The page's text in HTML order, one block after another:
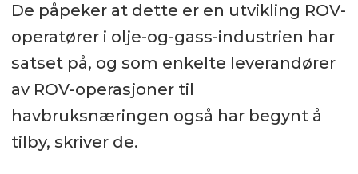
De påpeker at dette er en utvikling ROV-
operatører i olje-og-gass-industrien har
satset på, og som enkelte leverandører
av ROV-operasjoner til
havbruksnæringen også har begynt å
tilby, skriver de.